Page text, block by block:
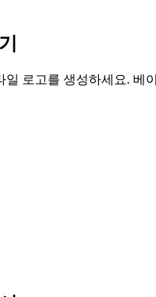
로고를 생성하세요.